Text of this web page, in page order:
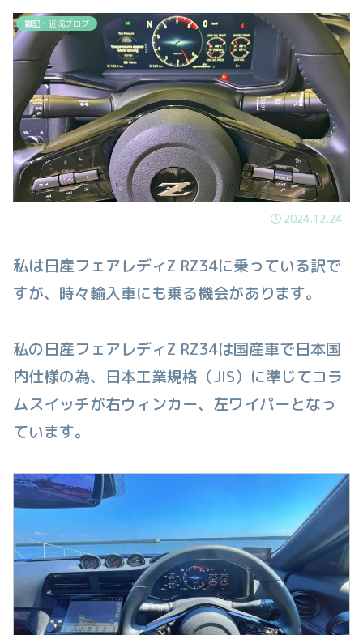
雑記・近況ブログ
2024.12.24
私は日産フェアレディZ RZ34に乗っている訳で
すが、時々輸入車にも乗る機会があります。
私の日産フェアレディZ RZ34は国産車で日本国
内仕様の為、日本工業規格（JIS）に準じてコラ
ムスイッチが右ウィンカー、左ワイパーとなっ
ています。